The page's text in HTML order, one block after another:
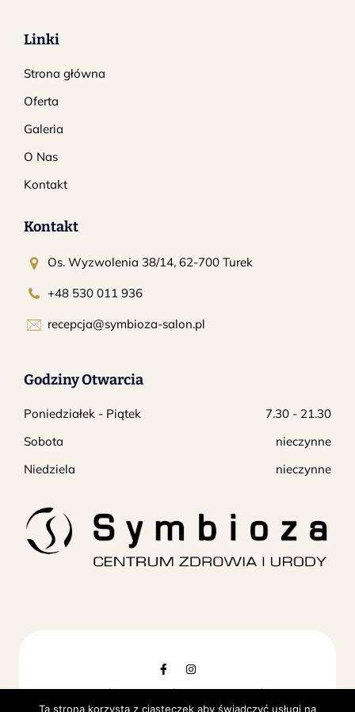
Linki
Strona główna
Oferta
Galeria
O Nas
Kontakt
Kontakt
Os. Wyzwolenia 38/14, 62-700 Turek
+48 530 011 936
recepcja@symbioza-salon.pl
Godziny Otwarcia
Poniedziałek - Piątek
7.30 - 21.30
Sobota
nieczynne
Niedziela
nieczynne
© Copyright 2024 Symbioza Centrum Zdrowia i
Ta strona korzysta z ciasteczek aby świadczyć usługi na